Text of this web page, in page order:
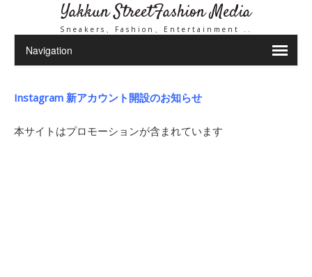
Yakkun StreetFashion Media
Sneakers、Fashion、Entertainment ..
Instagram 新アカウント開設のお知らせ
本サイトはプロモーションが含まれています